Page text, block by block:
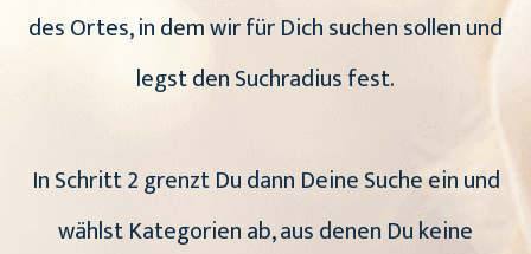
des Ortes, in dem wir für Dich suchen sollen und
legst den Suchradius fest.
In Schritt 2 grenzt Du dann Deine Suche ein und
wählst Kategorien ab, aus denen Du keine